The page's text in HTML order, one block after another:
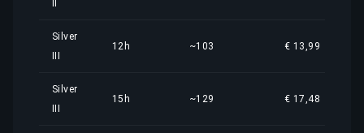
Silver
12h ~103 € 13,99
Silver
15h ~129 € 17,48